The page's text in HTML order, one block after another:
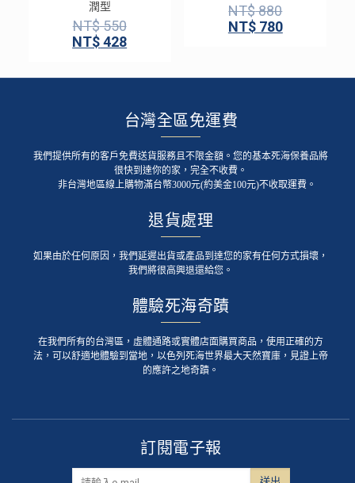
潤型
NT$550
NT$428
NT$880
NT$780
台灣全區免運費
我們提供所有的客戶免費送貨服務且不限金額。您的基本死海保養品將
很快到達你的家，完全不收費。
非台灣地區線上購物滿台幣3000元(約美金100元)不收取運費。
退貨處理
如果由於任何原因，我們延遲出貨或產品到達您的家有任何方式損壞，
我們將很高興退還給您。
體驗死海奇蹟
在我們所有的台灣區，虛體通路或實體店面購買商品，使用正確的方
法，可以舒適地體驗到當地，以色列死海世界最大天然寶庫，見證上帝
的應許之地奇蹟。
訂閱電子報